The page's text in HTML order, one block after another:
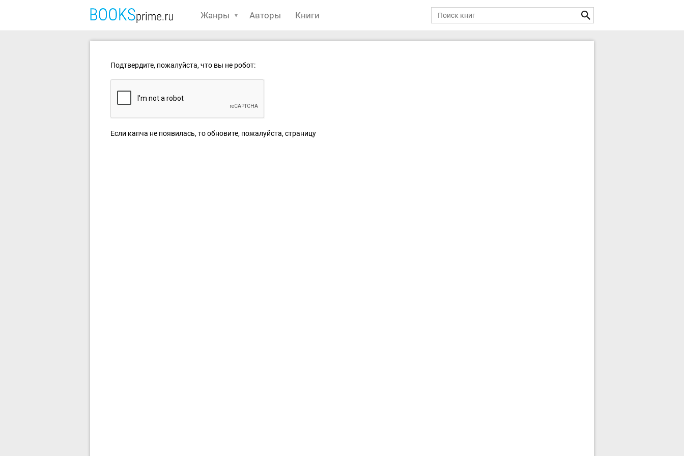
Жанры Авторы Книги
Подтвердите, пожалуйста, что вы не робот:
Если капча не появилась, то обновите, пожалуйста, страницу